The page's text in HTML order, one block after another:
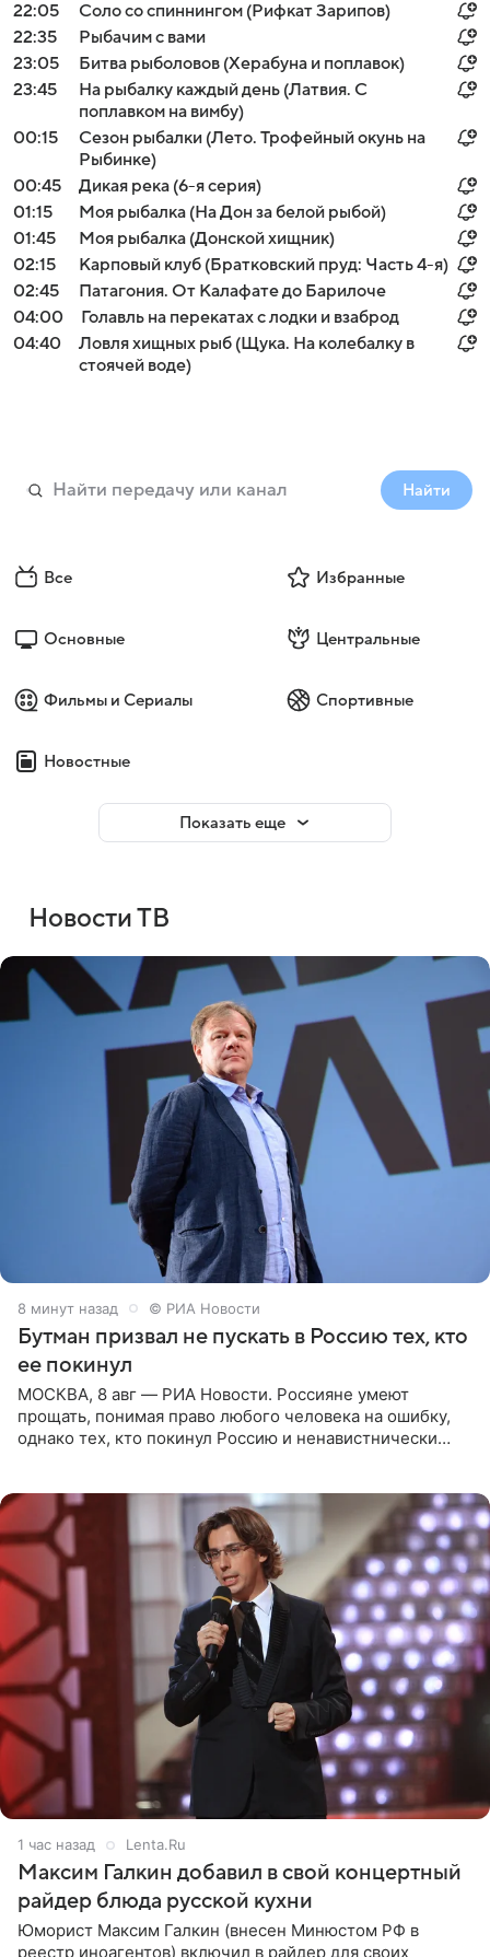
22:05
Соло со спиннингом (Рифкат Зарипов)
22:35
Рыбачим с вами
23:05
Битва рыболовов (Херабуна и поплавок)
23:45
На рыбалку каждый день (Латвия. С
поплавком на вимбу)
00:15
Сезон рыбалки (Лето. Трофейный окунь на
Рыбинке)
00:45
Дикая река (6-я серия)
01:15
Моя рыбалка (На Дон за белой рыбой)
01:45
Моя рыбалка (Донской хищник)
02:15
Карповый клуб (Братковский пруд: Часть 4-я)
02:45
Патагония. От Калафате до Барилоче
04:00
Голавль на перекатах с лодки и взаброд
04:40
Ловля хищных рыб (Щука. На колебалку в
стоячей воде)
Найти
Все Избранные
Основные Центральные
Фильмы и Сериалы Спортивные
Новостные
Показать еще
Новости ТВ
8 минут назад © РИА Новости
Бутман призвал не пускать в Россию тех, кто
ее покинул
МОСКВА, 8 авг — РИА Новости. Россияне умеют
прощать, понимая право любого человека на ошибку,
однако тех, кто покинул Россию и ненавистнически
1 час назад Lenta.Ru
Максим Галкин добавил в свой концертный
райдер блюда русской кухни
Юморист Максим Галкин (внесен Минюстом РФ в
реестр иноагентов) включил в райдер для своих